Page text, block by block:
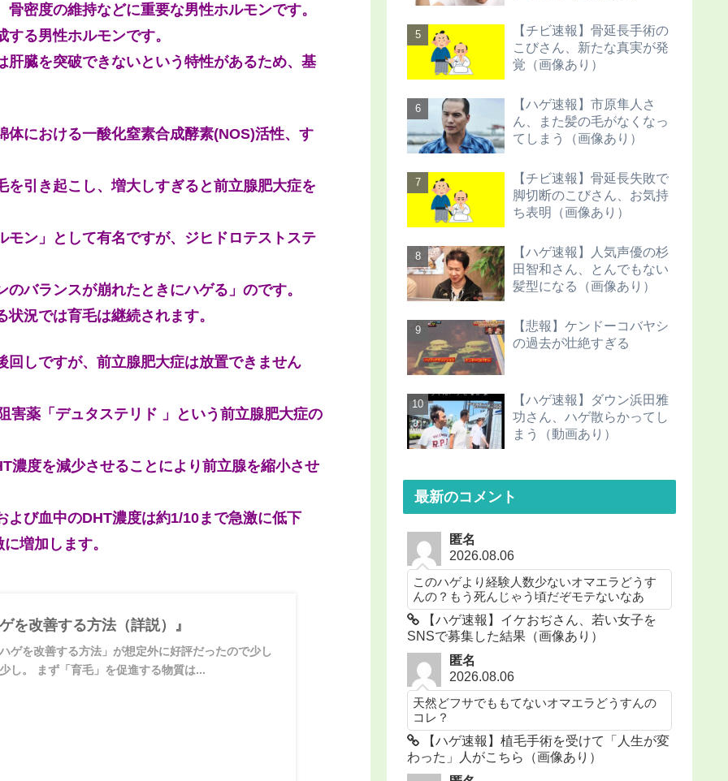
密度の維持などに重要な男性ホルモンです。
る男性ホルモンです。
臓を突破できないという特性があるため、基
における一酸化窒素合成酵素(NOS)活性、す
引き起こし、増大しすぎると前立腺肥大症を
ン」として有名ですが、ジヒドロテストステ
バランスが崩れたときにハゲる」のです。
況では育毛は継続されます。
しですが、前立腺肥大症は放置できません
害薬「デュタステリド 」という前立腺肥大症の
濃度を減少させることにより前立腺を縮小させ
び血中のDHT濃度は約1/10まで急激に低下
増加します。
を改善する方法（詳説）』
ゲを改善する方法」が想定外に好評だったので少し
し。 まず「育毛」を促進する物質は...
【チビ速報】骨延長手術の
こびさん、新たな真実が発
覚（画像あり）
【ハゲ速報】市原隼人さ
ん、また髪の毛がなくなっ
てしまう（画像あり）
【チビ速報】骨延長失敗で
脚切断のこびさん、お気持
ち表明（画像あり）
【ハゲ速報】人気声優の杉
田智和さん、とんでもない
髪型になる（画像あり）
【悲報】ケンドーコバヤシ
の過去が壮絶すぎる
【ハゲ速報】ダウン浜田雅
功さん、ハゲ散らかってし
まう（動画あり）
最新のコメント
匿名
2026.08.06
このハゲより経験人数少ないオマエラどうす
んの？もう死んじゃう頃だぞモテないなあ
【ハゲ速報】イケおぢさん、若い女子を
SNSで募集した結果（画像あり）
匿名
2026.08.06
天然どフサでももてないオマエラどうすんの
コレ？
【ハゲ速報】植毛手術を受けて「人生が変
わった」人がこちら（画像あり）